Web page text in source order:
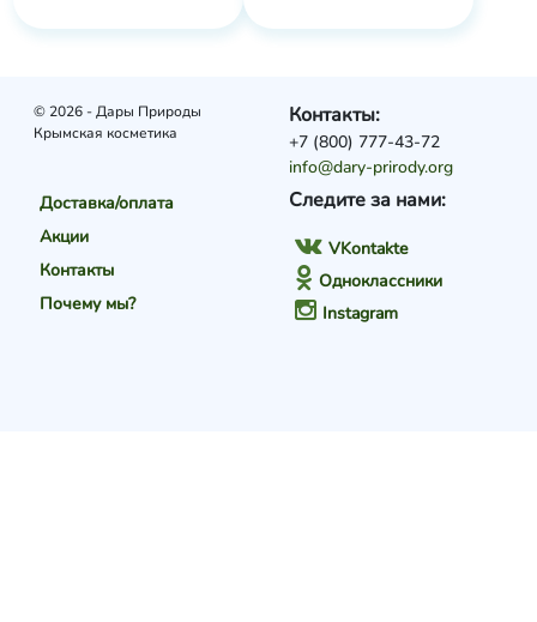
© 2026 - Дары Природы
Крымская косметика
Доставка/оплата
Акции
Контакты
Почему мы?
Следите за нами:
VKontakte
Одноклассники
Instagram
Контакты:
+7 (800) 777-43-72
info@dary-prirody.org